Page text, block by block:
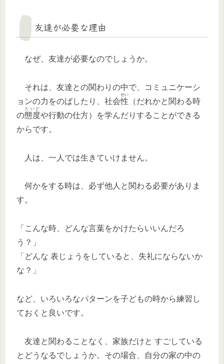
友達が必要な理由
なぜ、友達が必要なのでしょうか。
それは、友達との関わりの中で、コミュニケーシ
ョンの力をのばしたり、社会性
せい
（だれかと関わる時
の態度
たいど
や行動の仕方）を学んだりすることができる
からです。
人は、一人では生きていけません。
何かをする時は、必ず他人と関わる必要がありま
す。
「こんな時、どんな言葉をかけたらいいんだろ
う？」
「どんな 表じょうをしていると、失礼にならないか
な？」
など、いろいろなパターンを子どもの時から練習し
ておくと良いです。
友達と関わることなく、家族だけと すごしている
とどうなるでしょうか。その場合、自分の家の中の